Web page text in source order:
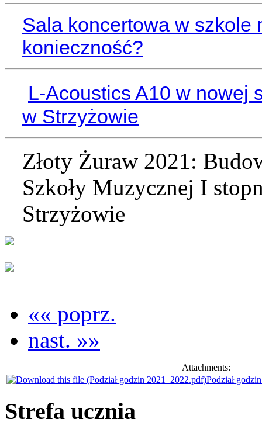
Sala koncertowa w szkole
konieczność?
L-Acoustics A10 w nowej
w Strzyżowie
Złoty Żuraw 2021:
Szkoły Muzycznej I
Strzyżowie
«« poprz.
nast. »»
Attachments:
Podział
Strefa ucznia